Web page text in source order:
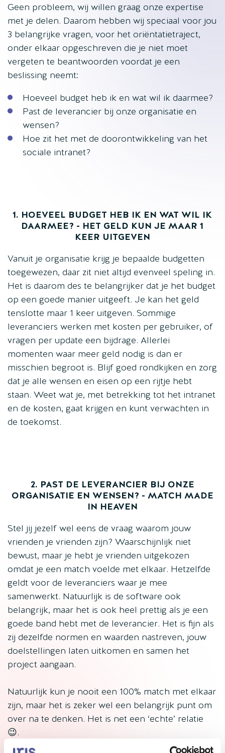
Geen probleem, wij willen graag onze expertise
met je delen. Daarom hebben wij speciaal voor jou
3 belangrijke vragen, voor het oriëntatietraject,
onder elkaar opgeschreven die je niet moet
vergeten te beantwoorden voordat je een
beslissing neemt:
Hoeveel budget heb ik en wat wil ik daarmee?
Past de leverancier bij onze organisatie en
wensen?
Hoe zit het met de doorontwikkeling van het
sociale intranet?
1. HOEVEEL BUDGET HEB IK EN WAT WIL IK
DAARMEE? - HET GELD KUN JE MAAR 1
KEER UITGEVEN
Vanuit je organisatie krijg je bepaalde budgetten
toegewezen, daar zit niet altijd evenveel speling in.
Het is daarom des te belangrijker dat je het budget
op een goede manier uitgeeft. Je kan het geld
tenslotte maar 1 keer uitgeven. Sommige
leveranciers werken met kosten per gebruiker, of
vragen per update een bijdrage. Allerlei
momenten waar meer geld nodig is dan er
misschien begroot is. Blijf goed rondkijken en zorg
dat je alle wensen en eisen op een rijtje hebt
staan. Weet wat je, met betrekking tot het intranet
en de kosten, gaat krijgen en kunt verwachten in
de toekomst.
2. PAST DE LEVERANCIER BIJ ONZE
ORGANISATIE EN WENSEN? - MATCH MADE
IN HEAVEN
Stel jij jezelf wel eens de vraag waarom jouw
vrienden je vrienden zijn? Waarschijnlijk niet
bewust, maar je hebt je vrienden uitgekozen
omdat je een match voelde met elkaar. Hetzelfde
geldt voor de leveranciers waar je mee
samenwerkt. Natuurlijk is de software ook
belangrijk, maar het is ook heel prettig als je een
goede band hebt met de leverancier. Het is fijn als
zij dezelfde normen en waarden nastreven, jouw
doelstellingen laten uitkomen en samen het
project aangaan.
Natuurlijk kun je nooit een 100% match met elkaar
zijn, maar het is zeker wel een belangrijk punt om
over na te denken. Het is net een ‘echte’ relatie
😉.